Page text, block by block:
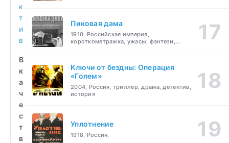
к
т
и
в
В
к
а
ч
е
с
т
в
Пиковая дама
1910, Российская империя,
короткометражка, ужасы, фэнтези,
Ключи от бездны: Операция
«Голем»
2004, Россия, триллер, драма, детектив,
история
Уплотнение
1918, Россия,